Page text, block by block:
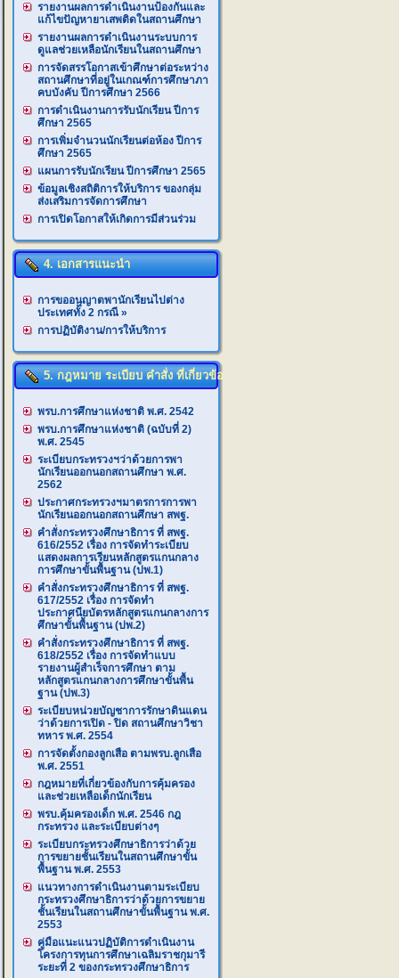
รายงานผลการดำเนินงานป้องกันและ
แก้ไขปัญหายาเสพติดในสถานศึกษา
รายงานผลการดำเนินงานระบบการ
ดูแลช่วยเหลือนักเรียนในสถานศึกษา
การจัดสรรโอกาสเข้าศึกษาต่อระหว่าง
สถานศึกษาที่อยู่ในเกณฑ์การศึกษาภา
คบบังคับ ปีการศึกษา 2566
การดำเนินงานการรับนักเรียน ปีการ
ศึกษา 2565
การเพิ่มจำนวนนักเรียนต่อห้อง ปีการ
ศึกษา 2565
แผนการรับนักเรียน ปีการศึกษา 2565
ข้อมูลเชิงสถิติการให้บริการ ของกลุ่ม
ส่งเสริมการจัดการศึกษา
การเปิดโอกาสให้เกิดการมีส่วนร่วม
4. เอกสารแนะนำ
การขออนุญาตพานักเรียนไปต่าง
ประเทศทั้ง 2 กรณี »
การปฏิบัติงาน/การให้บริการ
5. กฎหมาย ระเบียบ คำสั่ง ที่เกี่ยวข้อง
พรบ.การศึกษาแห่งชาติ พ.ศ. 2542
พรบ.การศึกษาแห่งชาติ (ฉบับที่ 2)
พ.ศ. 2545
ระเบียบกระทรวงฯว่าด้วยการพา
นักเรียนออกนอกสถานศึกษา พ.ศ.
2562
ประกาศกระทรวงฯมาตรการการพา
นักเรียนออกนอกสถานศึกษา สพฐ.
คำสั่งกระทรวงศึกษาธิการ ที่ สพฐ.
616/2552 เรื่อง การจัดทำระเบียบ
แสดงผลการเรียนหลักสูตรแกนกลาง
การศึกษาขั้นพื้นฐาน (ปพ.1)
คำสั่งกระทรวงศึกษาธิการ ที่ สพฐ.
617/2552 เรื่อง การจัดทำ
ประกาศนียบัตรหลักสูตรแกนกลางการ
ศึกษาขั้นพื้นฐาน (ปพ.2)
คำสั่งกระทรวงศึกษาธิการ ที่ สพฐ.
618/2552 เรื่อง การจัดทำแบบ
รายงานผู้สำเร็จการศึกษา ตาม
หลักสูตรแกนกลางการศึกษาขั้นพื้น
ฐาน (ปพ.3)
ระเบียบหน่วยบัญชาการรักษาดินแดน
ว่าด้วยการเปิด - ปิด สถานศึกษาวิชา
ทหาร พ.ศ. 2554
การจัดตั้งกองลูกเสือ ตามพรบ.ลูกเสือ
พ.ศ. 2551
กฎหมายที่เกี่ยวข้องกับการคุ้มครอง
และช่วยเหลือเด็กนักเรียน
พรบ.คุ้มครองเด็ก พ.ศ. 2546 กฎ
กระทรวง และระเบียบต่างๆ
ระเบียบกระทรวงศึกษาธิการว่าด้วย
การขยายชั้นเรียนในสถานศึกษาขั้น
พื้นฐาน พ.ศ. 2553
แนวทางการดำเนินงานตามระเบียบ
กระทรวงศึกษาธิการว่าด้วยการขยาย
ชั้นเรียนในสถานศึกษาขั้นพื้นฐาน พ.ศ.
2553
คู่มือแนะแนวปฏิบัติการดำเนินงาน
โครงการทุนการศึกษาเฉลิมราชกุมารี
ระยะที่ 2 ของกระทรวงศึกษาธิการ